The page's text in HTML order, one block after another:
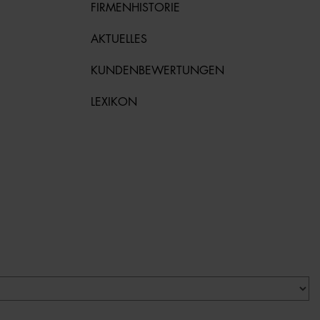
FIRMENHISTORIE
AKTUELLES
KUNDENBEWERTUNGEN
LEXIKON